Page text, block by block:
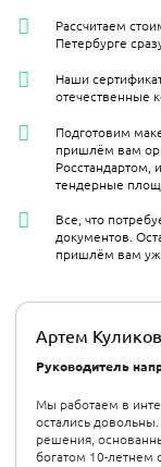
Артем Куликов
Руководитель
Мы работаем в
остались
решения,
богатом 10-летнем
Рассчитаем
Петербурге
Наши
отечественные
Подготовим
пришлём вам
Росстандартом,
тендерные
Все, что
документов.
пришлём вам